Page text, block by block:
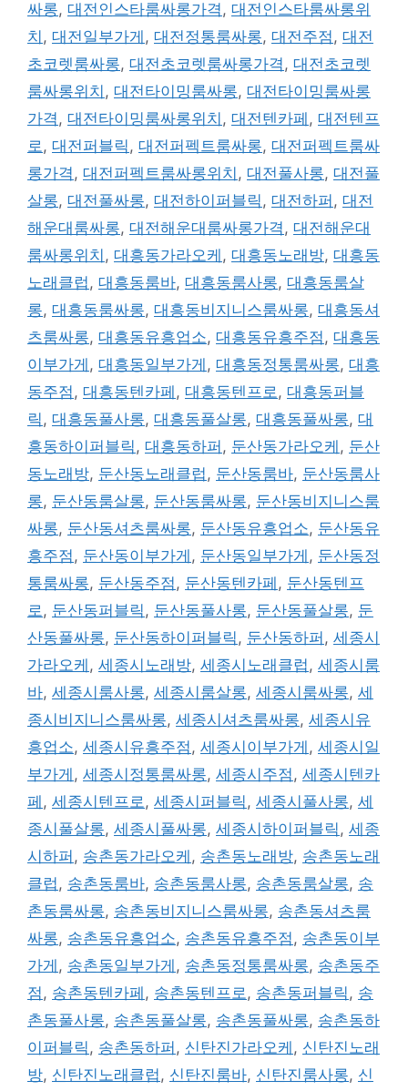
싸롱, 대전인스타룸싸롱가격 , 대전인스타룸싸롱위
치 , 대전일부가게 , 대전정통룸싸롱, 대전주점 , 대전
초코렛룸싸롱, 대전초코렛룸싸롱가격 , 대전초코렛
룸싸롱위치 , 대전타이밍룸싸롱, 대전타이밍룸싸롱
가격 , 대전타이밍룸싸롱위치 , 대전텐카페 , 대전텐프
로 , 대전퍼블릭 , 대전퍼펙트룸싸롱, 대전퍼펙트룸싸
롱가격 , 대전퍼펙트룸싸롱위치 , 대전풀사롱, 대전풀
살롱, 대전풀싸롱, 대전하이퍼블릭 , 대전하퍼 , 대전
해운대룸싸롱, 대전해운대룸싸롱가격 , 대전해운대
룸싸롱위치 , 대흥동가라오케 , 대흥동노래방, 대흥동
노래클럽 , 대흥동룸바, 대흥동룸사롱, 대흥동룸살
롱, 대흥동룸싸롱, 대흥동비지니스룸싸롱, 대흥동셔
츠룸싸롱, 대흥동유흥업소, 대흥동유흥주점 , 대흥동
이부가게 , 대흥동일부가게 , 대흥동정통룸싸롱, 대흥
동주점 , 대흥동텐카페 , 대흥동텐프로 , 대흥동퍼블
릭 , 대흥동풀사롱, 대흥동풀살롱, 대흥동풀싸롱, 대
흥동하이퍼블릭 , 대흥동하퍼 , 둔산동가라오케 , 둔산
동노래방, 둔산동노래클럽 , 둔산동룸바, 둔산동룸사
롱, 둔산동룸살롱, 둔산동룸싸롱, 둔산동비지니스룸
싸롱, 둔산동셔츠룸싸롱, 둔산동유흥업소, 둔산동유
흥주점 , 둔산동이부가게 , 둔산동일부가게 , 둔산동정
통룸싸롱, 둔산동주점 , 둔산동텐카페 , 둔산동텐프
로 , 둔산동퍼블릭 , 둔산동풀사롱, 둔산동풀살롱, 둔
산동풀싸롱, 둔산동하이퍼블릭 , 둔산동하퍼 , 세종시
가라오케 , 세종시노래방, 세종시노래클럽 , 세종시룸
바, 세종시룸사롱, 세종시룸살롱, 세종시룸싸롱, 세
종시비지니스룸싸롱, 세종시셔츠룸싸롱, 세종시유
흥업소, 세종시유흥주점 , 세종시이부가게 , 세종시일
부가게 , 세종시정통룸싸롱, 세종시주점 , 세종시텐카
페 , 세종시텐프로 , 세종시퍼블릭 , 세종시풀사롱, 세
종시풀살롱, 세종시풀싸롱, 세종시하이퍼블릭 , 세종
시하퍼 , 송촌동가라오케 , 송촌동노래방, 송촌동노래
클럽 , 송촌동룸바, 송촌동룸사롱, 송촌동룸살롱, 송
촌동룸싸롱, 송촌동비지니스룸싸롱, 송촌동셔츠룸
싸롱, 송촌동유흥업소, 송촌동유흥주점 , 송촌동이부
가게 , 송촌동일부가게 , 송촌동정통룸싸롱, 송촌동주
점 , 송촌동텐카페 , 송촌동텐프로 , 송촌동퍼블릭 , 송
촌동풀사롱, 송촌동풀살롱, 송촌동풀싸롱, 송촌동하
이퍼블릭 , 송촌동하퍼 , 신탄진가라오케 , 신탄진노래
방, 신탄진노래클럽 , 신탄진룸바, 신탄진룸사롱, 신